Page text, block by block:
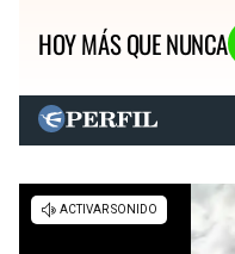
HOY MÁS QUE NUNCA